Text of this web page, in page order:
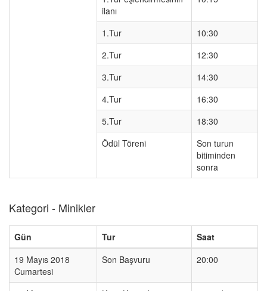
ilanı
1.Tur
10:30
2.Tur
12:30
3.Tur
14:30
4.Tur
16:30
5.Tur
18:30
Ödül Töreni
Son turun
bitiminden
sonra
Kategori - Minikler
Gün Tur
Saat
19 Mayıs 2018
Cumartesi
Son Başvuru 20:00